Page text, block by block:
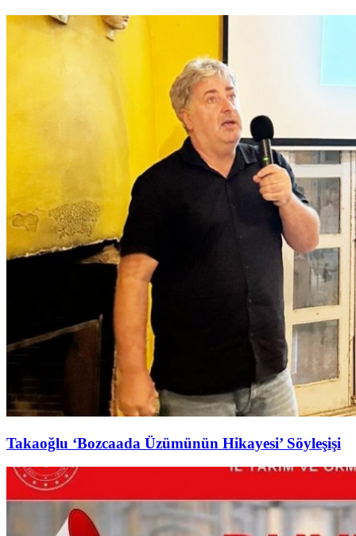
Takaoğlu ‘Bozcaada Üzümünün Hikayesi’ Söyleşişi